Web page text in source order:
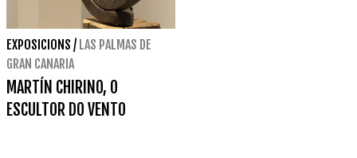
EXPOSICIONS / LAS PALMAS DE
GRAN CANARIA
MARTÍN CHIRINO, O
ESCULTOR DO VENTO